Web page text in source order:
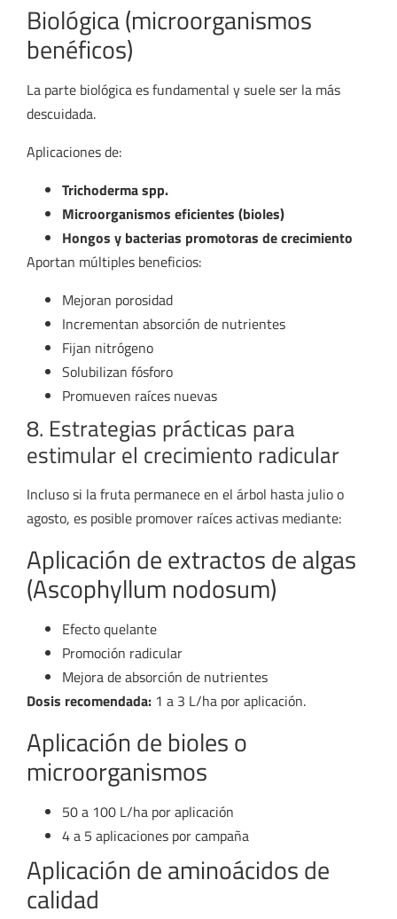
Biológica (microorganismos
benéficos)
La parte biológica es fundamental y suele ser la más
descuidada.
Aplicaciones de:
Trichoderma spp.
Microorganismos eficientes (bioles)
Hongos y bacterias promotoras de crecimiento
Aportan múltiples beneficios:
Mejoran porosidad
Incrementan absorción de nutrientes
Fijan nitrógeno
Solubilizan fósforo
Promueven raíces nuevas
8. Estrategias prácticas para
estimular el crecimiento radicular
Incluso si la fruta permanece en el árbol hasta julio o
agosto, es posible promover raíces activas mediante:
Aplicación de extractos de algas
(Ascophyllum nodosum)
Efecto quelante
Promoción radicular
Mejora de absorción de nutrientes
Dosis recomendada: 1 a 3 L/ha por aplicación.
Aplicación de bioles o
microorganismos
50 a 100 L/ha por aplicación
4 a 5 aplicaciones por campaña
Aplicación de aminoácidos de
calidad